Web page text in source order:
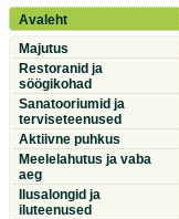
Avaleht
Majutus
Restoranid ja
söögikohad
Sanatooriumid ja
terviseteenused
Aktiivne puhkus
Meelelahutus ja vaba
aeg
Ilusalongid ja
iluteenused